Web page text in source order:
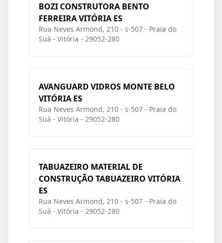
BOZI CONSTRUTORA BENTO
FERREIRA VITÓRIA ES
Rua Neves Armond, 210 - s-507 - Praia do
Suá - Vitória - 29052-280
AVANGUARD VIDROS MONTE BELO
VITÓRIA ES
Rua Neves Armond, 210 - s-507 - Praia do
Suá - Vitória - 29052-280
TABUAZEIRO MATERIAL DE
CONSTRUÇÃO TABUAZEIRO VITÓRIA
ES
Rua Neves Armond, 210 - s-507 - Praia do
Suá - Vitória - 29052-280